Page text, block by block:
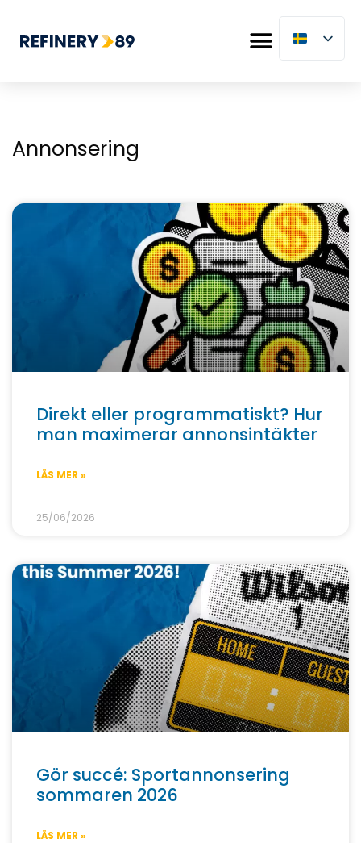
Annonsering
Direkt eller programmatiskt? Hur
man maximerar annonsintäkter
LÄS MER »
25/06/2026
Gör succé: Sportannonsering
sommaren 2026
LÄS MER »